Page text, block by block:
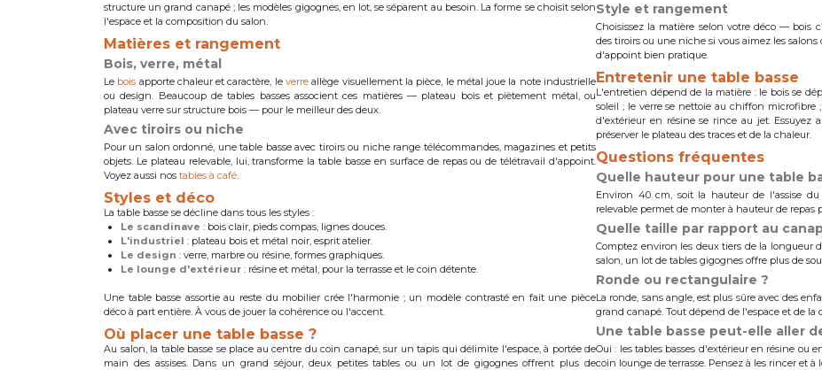
structure un grand canapé ; les modèles gigognes, en lot, se séparent au besoin. La forme se choisit selon
l'espace et la composition du salon.
Matières et rangement
Bois, verre, métal
Le bois apporte chaleur et caractère, leverre allège visuellement la pièce, le métal joue la note industrielle
ou design. Beaucoup de tables basses associent ces matières — plateau bois et piètement métal, ou
plateau verre sur structure bois — pour le meilleur des deux.
Avec tiroirs ou niche
Pour un salon ordonné, une table basse avec tiroirs ou niche range télécommandes, magazines et petits
objets. Le plateau relevable, lui, transforme la table basse en surface de repas ou de télétravail d'appoint.
Voyez aussi nos tables à café.
Styles et déco
La table basse se décline dans tous les styles :
Le scandinave : bois clair, pieds compas, lignes douces.
L'industriel : plateau bois et métal noir, esprit atelier.
Le design : verre, marbre ou résine, formes graphiques.
Le lounge d'extérieur : résine et métal, pour la terrasse et le coin détente.
Une table basse assortie au reste du mobilier crée l'harmonie ; un modèle contrasté en fait une pièce
déco à part entière. À vous de jouer la cohérence ou l'accent.
Où placer une table basse ?
Au salon, la table basse se place au centre du coin canapé, sur un tapis qui délimite l'espace, à portée de
main des assises. Dans un grand séjour, deux petites tables ou un lot de gigognes offrent plus de
Style et rangement
Choisissez la matière selon votre déco — bois
des tiroirs ou une niche si vous aimez les
d'appoint bien pratique.
Entretenir une table basse
L'entretien dépend de la matière : le bois se
soleil ; le verre se nettoie au chiffon
d'extérieur en résine se rince au jet. Essuyez
préserver le plateau des traces et de la chaleur.
Questions fréquentes
Quelle hauteur pour une table
Environ 40 cm, soit la hauteur de l'assise
relevable permet de monter à hauteur de repas
Quelle taille par rapport au
Comptez environ les deux tiers de la longueur
salon, un lot de tables gigognes offre plus de
Ronde ou rectangulaire ?
La ronde, sans angle, est plus sûre avec des
grand canapé. Tout dépend de l'espace et de la
Une table basse peut-elle aller
Oui : les tables basses d'extérieur en résine
coin lounge de terrasse. Pensez à les rincer et à